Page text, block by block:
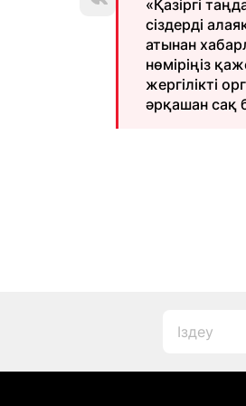
«Қазіргі
сіздерді
атынан
нөміріңіз
жергілікті
әрқашан сақ